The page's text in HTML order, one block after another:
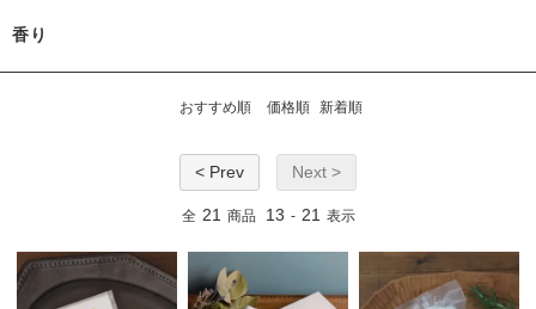
香り
おすすめ順 価格順 新着順
< Prev Next >
全 21 商品 13 - 21 表示